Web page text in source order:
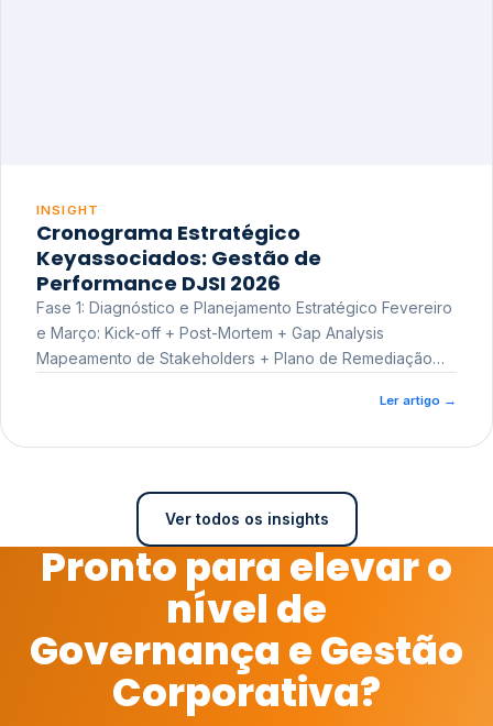
INSIGHT
Cronograma Estratégico
Keyassociados: Gestão de
Performance DJSI 2026
Fase 1: Diagnóstico e Planejamento Estratégico Fevereiro
e Março: Kick-off + Post-Mortem + Gap Analysis
Mapeamento de Stakeholders + Plano de Remediação
Ler artigo →
Ver todos os insights
Pronto para elevar o
nível de
Governança e Gestão
Corporativa?